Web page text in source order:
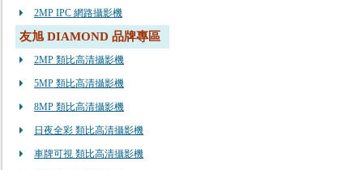
2MP IPC 網路攝影機
友旭 DIAMOND 品牌專區
2MP 類比高清攝影機
5MP 類比高清攝影機
8MP 類比高清攝影機
日夜全彩 類比高清攝影機
車牌可視 類比高清攝影機